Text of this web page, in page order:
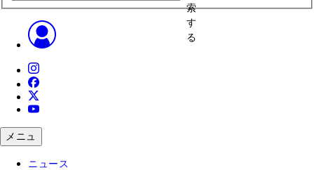
索
す
る
メニュ
ニュース